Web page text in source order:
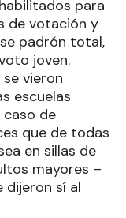
para
de votación y
padrón total,
joven.
vieron
escuelas
de
que de todas
en sillas de
mayores –
dijeron sí al